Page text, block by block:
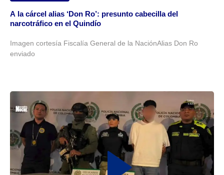
A la cárcel alias ‘Don Ro’: presunto cabecilla del
narcotráfico en el Quindío
Imagen cortesía Fiscalía General de la NaciónAlias Don Ro
enviado